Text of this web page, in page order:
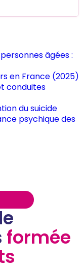
âgées :
en France (2025)
conduites
du suicide
psychique des
formée